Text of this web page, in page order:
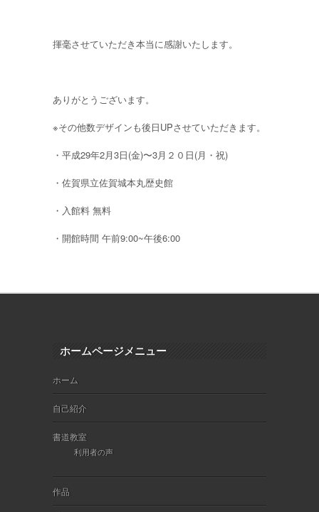
揮毫させていただき本当に感謝いたします。
ありがとうございます。
※その他数デザインも後日UPさせていただきます。
・平成29年2月3日(金)〜3月２０日(月・祝)
・佐賀県立佐賀城本丸歴史館
・入館料 無料
・開館時間 午前9:00~午後6:00
ホームページメニュー
ホーム
自己紹介
書道教室
利用者の声
作品